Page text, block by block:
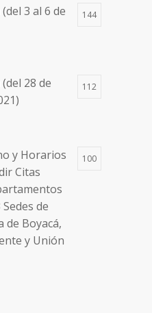
y Horarios
Citas
Boyacá,
y Unión
3 al 6 de
144
28 de
112
y Horarios
Citas
de
de Boyacá,
y Unión
100